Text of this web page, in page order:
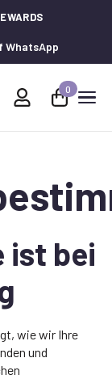
WhatsApp
0
ist bei
wie wir Ihre
und